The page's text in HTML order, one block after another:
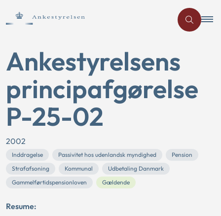
Ankestyrelsens
principafgørelse
P-25-02
2002
Inddragelse Passivitet hos udenlandsk myndighed
Pension
Strafafsoning
Kommunal
Udbetaling Danmark
Gammelførtidspensionloven
Gældende
Resume: